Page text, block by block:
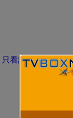
只看該作者